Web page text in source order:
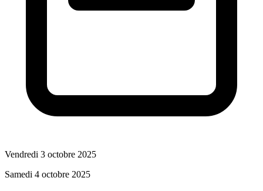
Vendredi 3 octobre 2025
Samedi 4 octobre 2025